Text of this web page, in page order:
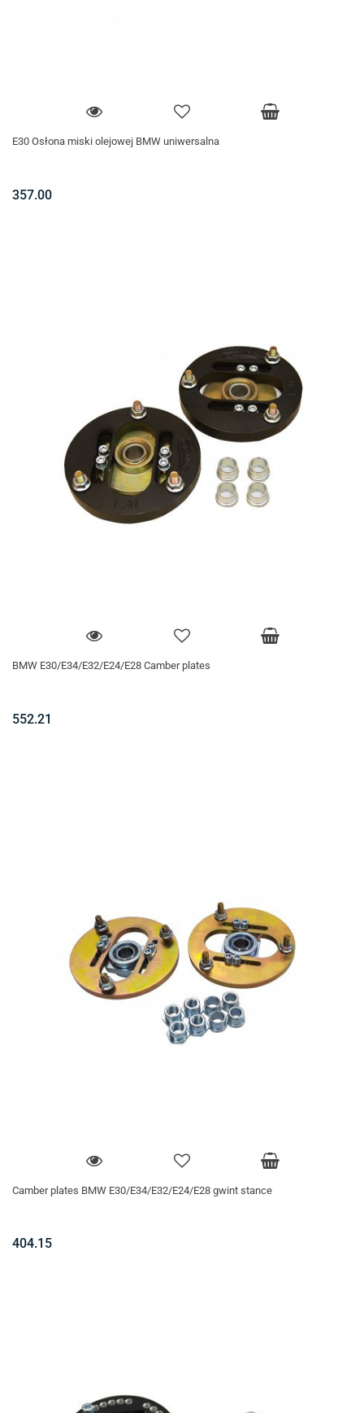
E30 Osłona miski olejowej BMW uniwersalna
357.00
BMW E30/E34/E32/E24/E28 Camber plates
552.21
Camber plates BMW E30/E34/E32/E24/E28 gwint stance
404.15